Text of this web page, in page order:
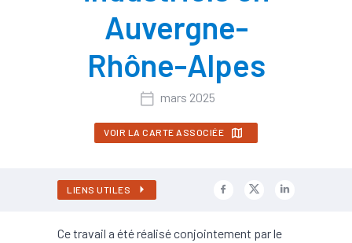
Auvergne-
Rhône-Alpes
mars 2025
VOIR LA CARTE ASSOCIÉE
LIENS UTILES
Ce travail a été réalisé conjointement par le